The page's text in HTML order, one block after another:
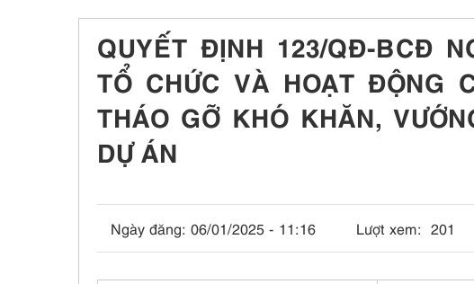
QUYẾT ĐỊNH 123/QĐ-BCĐ
TỔ CHỨC VÀ HOẠT ĐỘNG
THÁO GỠ KHÓ KHĂN,
DỰ ÁN
Ngày đăng: 06/01/2025 - 11:16 Lượt xem: 201